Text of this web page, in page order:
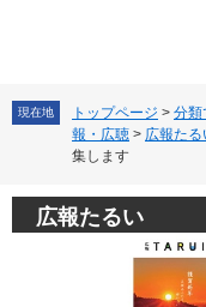
本
現在地 トップページ > 分類
報・広聴 > 広報たる
集します
広報たるい